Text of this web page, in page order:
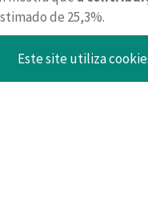
de 25,3%.
prevê que, se oplano
Este site utiliza